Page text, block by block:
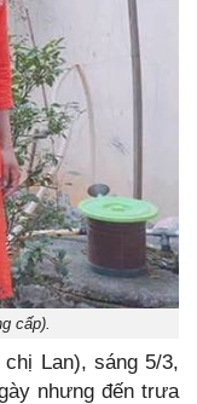
cấp).
Lan), sáng 5/3,
nhưng đến trưa